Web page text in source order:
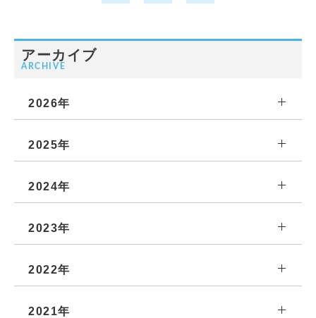
アーカイブ
ARCHIVE
2026年
2025年
2024年
2023年
2022年
2021年